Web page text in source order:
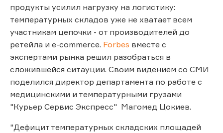
продукты усилил нагрузку на логистику:
температурных складов уже не хватает всем
участникам цепочки - от производителей до
ретейла и e-commerce. Forbes вместе с
экспертами рынка решил разобраться в
сложившейся ситауции. Своим видением со СМИ
поделился директор департамента по работе с
медицинскими и температурными грузами
"Курьер Сервис Экспресс" Магомед Цокиев.
"Дефицит температурных складских площадей